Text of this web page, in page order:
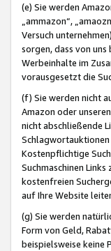
(e) Sie werden
„ammazon“,
Versuch
sorgen, dass von
Werbeinhalte im
vorausgesetzt die
(f) Sie werden nicht
Amazon oder
nicht abschließende
Schlagwortauktionen
Kostenpflichtige
Suchmaschinen
kostenfreien
auf Ihre Website
(g) Sie werden
Form von Geld,
beispielsweise keine